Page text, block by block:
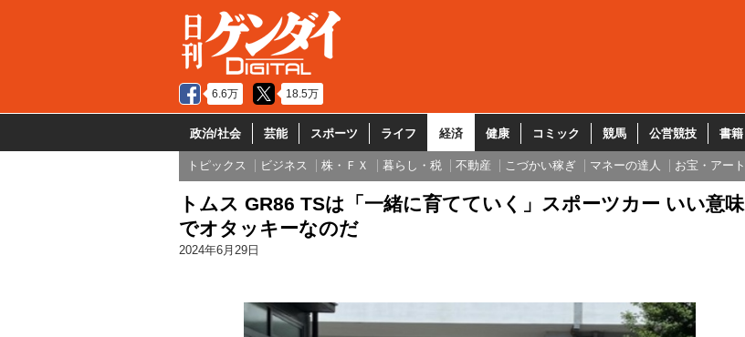
6.6万 18.5万
政治/社会 芸能 スポーツ ライフ 経済 健康 コミック 競馬 公営競技 書籍
トピックス ビジネス 株・ＦＸ 暮らし・税 不動産 こづかい稼ぎ マネーの達人 お宝・アート
トムス GR86 TSは「一緒に育てていく」スポーツカー いい意味
でオタッキーなのだ
2024年6月29日